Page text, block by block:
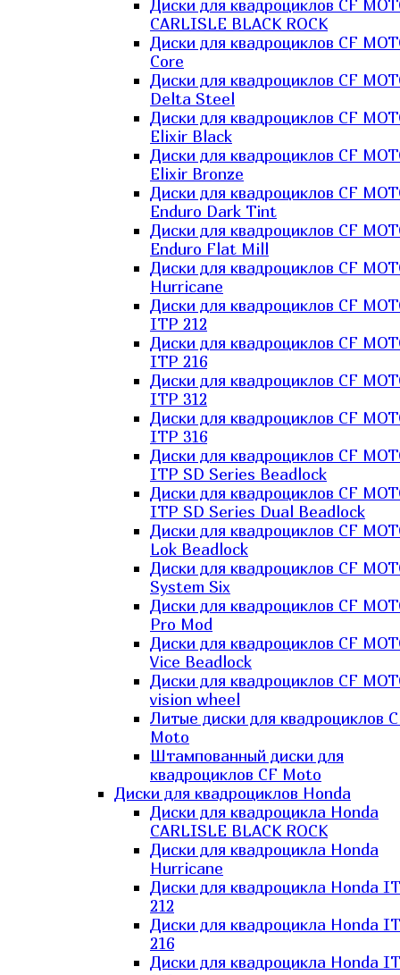
Диски для квадроциклов CF
CARLISLE BLACK ROCK
Диски для квадроциклов CF
Core
Диски для квадроциклов CF
Delta Steel
Диски для квадроциклов CF
Elixir Black
Диски для квадроциклов CF
Elixir Bronze
Диски для квадроциклов CF
Enduro Dark Tint
Диски для квадроциклов CF
Enduro Flat Mill
Диски для квадроциклов CF
Hurricane
Диски для квадроциклов CF
ITP 212
Диски для квадроциклов CF
ITP 216
Диски для квадроциклов CF
ITP 312
Диски для квадроциклов CF
ITP 316
Диски для квадроциклов CF
ITP SD Series Beadlock
Диски для квадроциклов CF
ITP SD Series Dual Beadlock
Диски для квадроциклов CF
Lok Beadlock
Диски для квадроциклов CF
System Six
Диски для квадроциклов CF
Pro Mod
Диски для квадроциклов CF
Vice Beadlock
Диски для квадроциклов CF
vision wheel
Литые диски для квадроциклов
Moto
Штампованный диски для
квадроциклов CF Moto
Диски для квадроциклов Honda
Диски для квадроцикла Honda
CARLISLE BLACK ROCK
Диски для квадроцикла Honda
Hurricane
Диски для квадроцикла Honda
212
Диски для квадроцикла Honda
216
Диски для квадроцикла Honda